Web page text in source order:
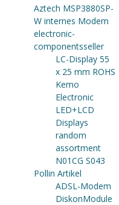
Aztech MSP3880SP-
W internes Modem
electronic-
componentsseller
LC-Display 55
x 25 mm ROHS
Kemo
Electronic
LED+LCD
Displays
random
assortment
N01CG S043
Pollin Artikel
ADSL-Modem
DiskonModule